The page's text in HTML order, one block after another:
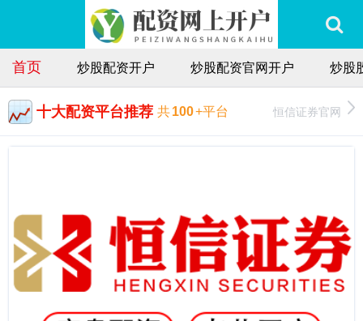
首页 炒股配资开户 炒股配资官网开户 炒股
十大配资平台推荐 共100+平台 恒信证券官网